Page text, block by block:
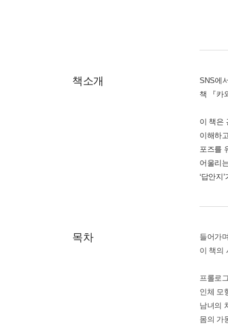
책소개
SNS에
책 『카
이 책은
이해하
포즈를
어울리
‘답안지
목차
들어가
이 책의
프롤로
인체 모
남녀의
몸의 가